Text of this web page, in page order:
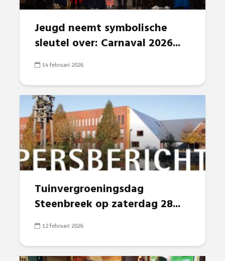
Jeugd neemt symbolische
sleutel over: Carnaval 2026...
14 februari 2026
Tuinvergroeningsdag
Steenbreek op zaterdag 28...
12 februari 2026